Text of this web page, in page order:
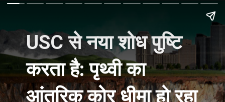
USC से नया शोध पुष्टि
करता है: पृथ्वी का
आंतरिक कोर धीमा हो रहा